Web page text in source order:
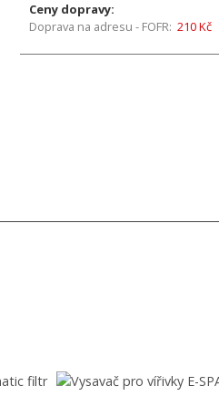
Ceny dopravy:
Doprava na adresu - FOFR: 210 Kč